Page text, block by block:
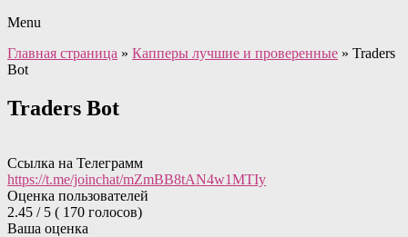
Menu
Главная страница » Капперы лучшие и проверенные » Traders
Bot
Traders Bot
Ссылка на Телеграмм
https://t.me/joinchat/mZmBB8tAN4w1MTIy
Оценка пользователей
2.45 / 5 ( 170 голосов)
Ваша оценка